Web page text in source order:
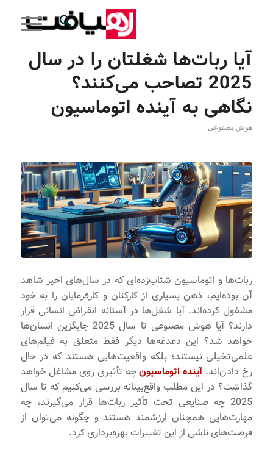
آیا ربات‌ها شغلتان را در سال
2025 تصاحب می‌کنند؟
نگاهی به آینده اتوماسیون
هوش مصنوعی
ربات‌ها و اتوماسیون شتاب‌زده‌ای که در سال‌های اخیر شاهد
آن بوده‌ایم، ذهن بسیاری از کارکنان و کارفرمایان را به خود
مشغول کرده‌اند. آیا شغل‌ها در آستانه انقراض انسانی قرار
دارند؟ آیا هوش مصنوعی تا سال 2025 جایگزین انسان‌ها
خواهد شد؟ این دغدغه‌ها دیگر فقط متعلق به فیلم‌های
علمی‌تخیلی نیستند؛ بلکه واقعیت‌هایی هستند که در حال
رخ دادن‌اند.آینده اتوماسیونچه تأثیری روی مشاغل خواهد
گذاشت؟ در این مطلب واقع‌بینانه بررسی می‌کنیم که تا سال
2025 چه صنایعی تحت تأثیر ربات‌ها قرار می‌گیرند، چه
مهارت‌هایی همچنان ارزشمند هستند و چگونه می‌توان از
فرصت‌های ناشی از این تغییرات بهره‌برداری کرد.